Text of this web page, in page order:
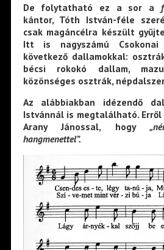
De folytatható ez a sor a
kántor, Tóth István-féle
csak magáncélra készült
Itt is nagyszámú
következő dallamokkal:
bécsi rokokó dallam,
közönséges osztrák,
Az alábbiakban idézendő
Istvánnál is megtalálható.
Arany Jánossal, hogy
hangmenettel”.